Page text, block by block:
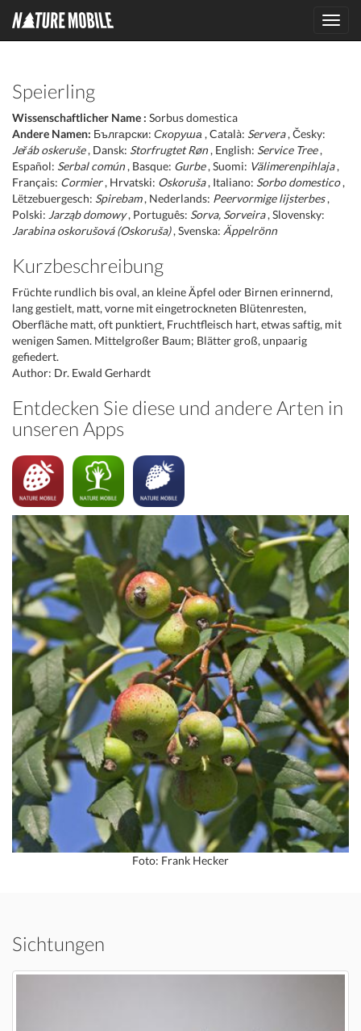
Speierling
Wissenschaftlicher Name : Sorbus domestica
Andere Namen: Български: Скоруша , Català: Servera, Česky:
Jeřáb oskeruše, Dansk: Storfrugtet Røn, English: Service Tree,
Español: Serbal común, Basque: Gurbe, Suomi: Välimerenpihlaja,
Français: Cormier, Hrvatski: Oskoruša, Italiano: Sorbo domestico,
Lëtzebuergesch: Spirebam, Nederlands: Peervormige lijsterbes,
Polski: Jarząb domowy, Português: Sorva, Sorveira, Slovensky:
Jarabina oskorušová (Oskoruša), Svenska: Äppelrönn
Kurzbeschreibung
Früchte rundlich bis oval, an kleine Äpfel oder Birnen erinnernd,
lang gestielt, matt, vorne mit eingetrockneten Blütenresten,
Oberfläche matt, oft punktiert, Fruchtfleisch hart, etwas saftig, mit
wenigen Samen. Mittelgroßer Baum; Blätter groß, unpaarig
gefiedert.
Author: Dr. Ewald Gerhardt
Entdecken Sie diese und andere Arten in
unseren Apps
Foto: Frank Hecker
Sichtungen